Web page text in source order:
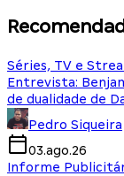
Séries, TV e
Entrevista:
de dualidade de
Pedro Siqueira
03.ago.26
Informe